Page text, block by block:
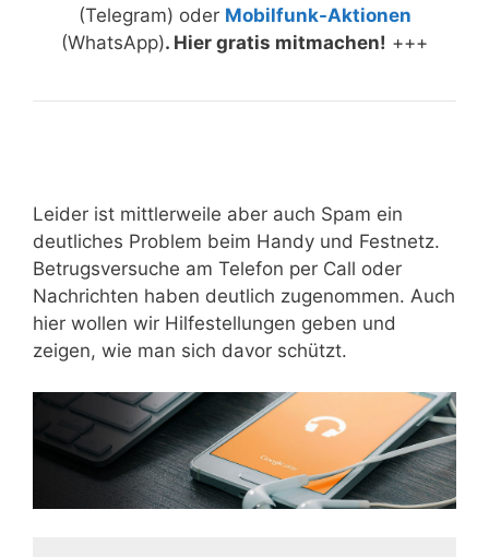
(Telegram) oder Mobilfunk-Aktionen
(WhatsApp). Hier gratis mitmachen! +++
Leider ist mittlerweile aber auch Spam ein
deutliches Problem beim Handy und Festnetz.
Betrugsversuche am Telefon per Call oder
Nachrichten haben deutlich zugenommen. Auch
hier wollen wir Hilfestellungen geben und
zeigen, wie man sich davor schützt.